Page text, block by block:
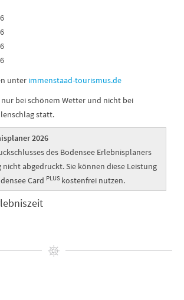
unter immenstaad-tourismus.de
bei schönem Wetter und nicht bei
statt.
2026
des Bodensee Erlebnisplaners
nicht abgedruckt. Sie können diese Leistung
Card PLUS kostenfrei nutzen.